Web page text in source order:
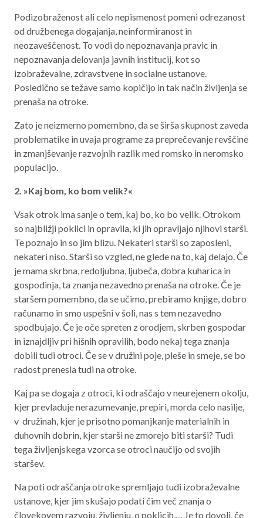
Podizobraženost ali celo nepismenost pomeni odrezanost
od družbenega dogajanja, neinformiranost in
neozaveščenost. To vodi do nepoznavanja pravic in
nepoznavanja delovanja javnih institucij, kot so
izobraževalne, zdravstvene in socialne ustanove.
Posledično se težave samo kopičijo in tak način življenja se
prenaša na otroke.
Zato je neizmerno pomembno, da se širša skupnost zaveda
problematike in uvaja programe za preprečevanje revščine
in zmanjševanje razvojnih razlik med romsko in neromsko
populacijo.
2. »Kaj bom, ko bom velik?«
Vsak otrok ima sanje o tem, kaj bo, ko bo velik. Otrokom
so najbližji poklici in opravila, ki jih opravljajo njihovi starši.
Te poznajo in so jim blizu. Nekateri starši so zaposleni,
nekateri niso. Starši so vzgled, ne glede na to, kaj delajo. Če
je mama skrbna, redoljubna, ljubeča, dobra kuharica in
gospodinja, ta znanja nezavedno prenaša na otroke. Če je
staršem pomembno, da se učimo, prebiramo knjige, dobro
računamo in smo uspešni v šoli, nas s tem nezavedno
spodbujajo. Če je oče spreten z orodjem, skrben gospodar
in iznajdljiv pri hišnih opravilih, bodo nekaj tega znanja
dobili tudi otroci. Če se v družini poje, pleše in smeje, se bo
radost prenesla tudi na otroke.
Kaj pa se dogaja z otroci, ki odraščajo v neurejenem okolju,
kjer prevladuje nerazumevanje, prepiri, morda celo nasilje,
v družinah, kjer je prisotno pomanjkanje materialnih in
duhovnih dobrin, kjer starši ne zmorejo biti starši? Tudi
tega življenjskega vzorca se otroci naučijo od svojih
staršev.
Na poti odraščanja otroke spremljajo tudi izobraževalne
ustanove, kjer jim skušajo podati čim več znanja o
človekovem razvoju, življenju, o poklicih,… Je to dovolj, če